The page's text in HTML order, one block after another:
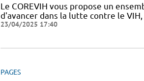
Le COREVIH vous propose un
d'avancer dans la lutte contre le
23/04/2025 17:40
PAGES